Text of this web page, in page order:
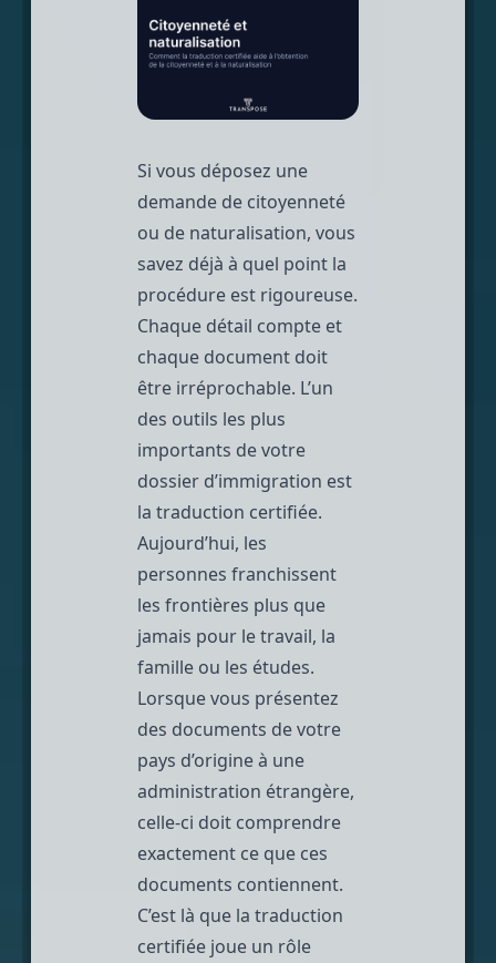
Si vous déposez une
demande de citoyenneté
ou de naturalisation, vous
savez déjà à quel point la
procédure est rigoureuse.
Chaque détail compte et
chaque document doit
être irréprochable. L’un
des outils les plus
importants de votre
dossier d’immigration est
la traduction certifiée.
Aujourd’hui, les
personnes franchissent
les frontières plus que
jamais pour le travail, la
famille ou les études.
Lorsque vous présentez
des documents de votre
pays d’origine à une
administration étrangère,
celle-ci doit comprendre
exactement ce que ces
documents contiennent.
C’est là que la traduction
certifiée joue un rôle